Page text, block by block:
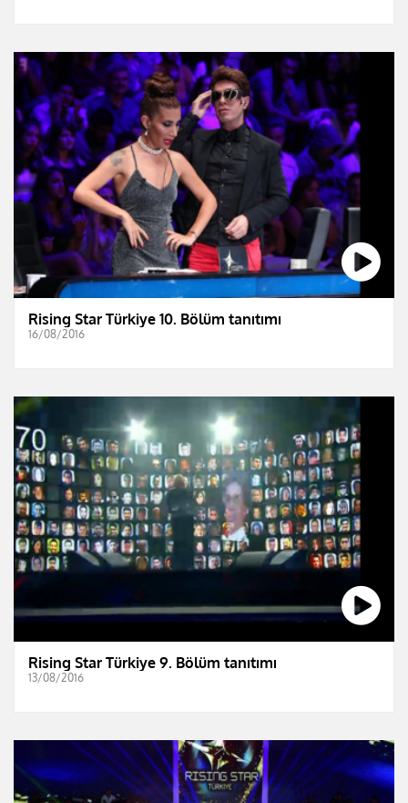
Rising Star Türkiye 10. Bölüm tanıtımı
16/08/2016
Rising Star Türkiye 9. Bölüm tanıtımı
13/08/2016